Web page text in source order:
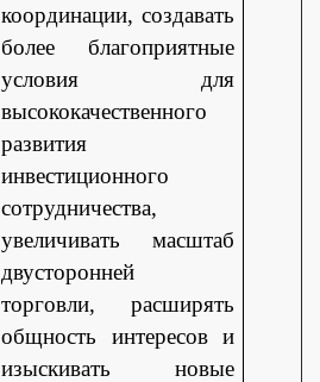
координации, создавать
более благоприятные
условия для
высококачественного
развития
инвестиционного
сотрудничества,
увеличивать масштаб
двусторонней
торговли, расширять
общность интересов и
изыскивать новые